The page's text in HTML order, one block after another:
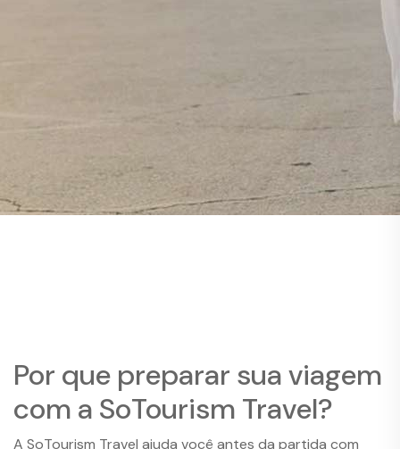
Por que preparar sua viagem
com a SoTourism Travel?
A SoTourism Travel ajuda você antes da partida com